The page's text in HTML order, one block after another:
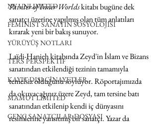
NY UNLIMITED
FEMİNİST SANATIN SOSYOLOJİSİ
YÜRÜYÜŞ NOTLARI
TERS PERSPEKTİF
KAYIT DIŞI CİNAYETLER
MAMUT LIMITED
GENÇ SANATÇILAR DOSYASI
Painter of Inner Worlds kitabı bugüne dek
sanatçı üzerine yapılmış olan tüm anlatıları
kırarak yeni bir bakış sunuyor.
Laïdi-Hanieh kitabında Zeyd'in İslam ve Bizans
sanatından etkilendiği tezinin tamamıyla
temelsiz olduğunu söylüyor. Röportajımızda
da okuyacağınız üzere Zeyd, tam tersine batı
sanatından etkilenip kendi iç dünyasını
resimlerine yansıtmış bir sanatçı. Yazar da